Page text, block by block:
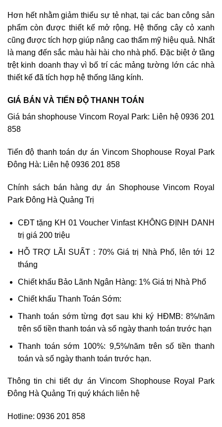
Hơn hết nhằm giảm thiểu sự tẻ nhạt, tại các ban công sản
phẩm còn được thiết kế mở rộng. Hệ thống cây cỏ xanh
cũng được tích hợp giúp nâng cao thẩm mỹ hiệu quả. Nhất
là mang đến sắc màu hài hài cho nhà phố. Đặc biệt ở tầng
trệt kinh doanh thay vì bố trí các mảng tường lớn các nhà
thiết kế đã tích hợp hệ thống lăng kính.
GIÁ BÁN VÀ TIẾN ĐỘ THANH TOÁN
Giá bán shophouse Vincom Royal Park: Liên hệ 0936 201
858
Tiến độ thanh toán dự án Vincom Shophouse Royal Park
Đông Hà: Liên hệ 0936 201 858
Chính sách bán hàng dự án Shophouse Vincom Royal
Park Đông Hà Quảng Trị
CĐT tặng KH 01 Voucher Vinfast KHÔNG ĐỊNH DANH
trị giá 200 triệu
HỖ TRỢ LÃI SUẤT : 70% Giá trị Nhà Phố, lên tới 12
tháng
Chiết khấu Bảo Lãnh Ngân Hàng: 1% Giá trị Nhà Phố
Chiết khấu Thanh Toán Sớm:
Thanh toán sớm từng đợt sau khi ký HĐMB: 8%/năm
trên số tiền thanh toán và số ngày thanh toán trước hạn
Thanh toán sớm 100%: 9,5%/năm trên số tiền thanh
toán và số ngày thanh toán trước hạn.
Thông tin chi tiết dự án Vincom Shophouse Royal Park
Đông Hà Quảng Trị quý khách liên hệ
Hotline: 0936 201 858